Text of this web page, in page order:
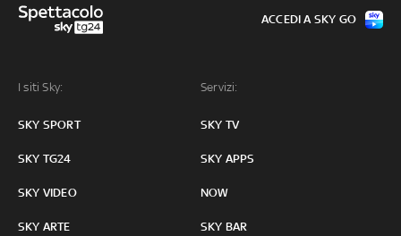
I siti Sky:
SKY SPORT
SKY TG24
SKY VIDEO
SKY ARTE
Servizi:
SKY TV
SKY APPS
NOW
SKY BAR
ACCEDI A SKY GO